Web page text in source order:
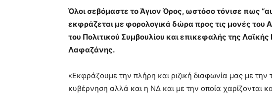
Όλοι σεβόμαστε το Άγιον Όρος, ωστόσο τόνισε πως
εκφράζεται με φορολογικά δώρα προς τις μονές του
του Πολιτικού Συμβουλίου και επικεφαλής της
Λαφαζάνης.
«Εκφράζουμε την πλήρη και ριζική διαφωνία μας με
κυβέρνηση αλλά και η ΝΔ και με την οποία χαρίζονται